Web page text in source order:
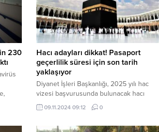
230
Hacı adayları dikkat! Pasaport
geçerlilik süresi için son tarih
yaklaşıyor
Diyanet İşleri Başkanlığı, 2025 yılı hac
vizesi başvurusunda bulunacak hacı
adayları için pasaport geçerlilik süresi
09.11.2024 09:12 0